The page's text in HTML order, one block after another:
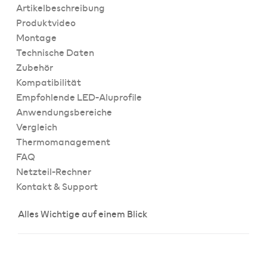
Artikelbeschreibung
Produktvideo
Montage
Technische Daten
Zubehör
Kompatibilität
Empfohlende LED-Aluprofile
Anwendungsbereiche
Vergleich
Thermomanagement
FAQ
Netzteil-Rechner
Kontakt & Support
Alles Wichtige auf einem Blick